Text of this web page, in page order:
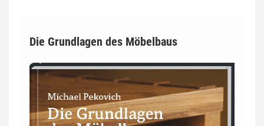
Die Grundlagen des Möbelbaus